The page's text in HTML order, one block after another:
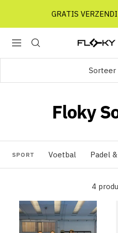
artikel
GRATIS
Navigatie
Floky
Socks
Sorteer
Floky
SPORT Voetbal Padel
4